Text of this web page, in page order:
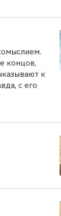
концов,
к
с его